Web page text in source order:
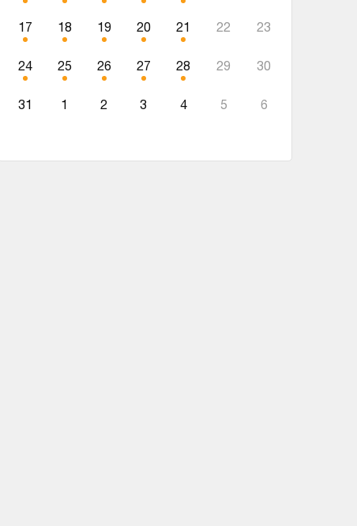
17 18 19 20 21 22 23
24 25 26 27 28 29 30
31 1 2 3 4 5 6